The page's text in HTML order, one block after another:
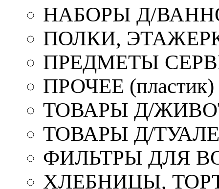
НАБОРЫ Д/
ПОЛКИ,
ПРЕДМЕТЫ
ПРОЧЕЕ (пластик)
ТОВАРЫ Д/
ТОВАРЫ Д/
ФИЛЬТРЫ ДЛЯ
ХЛЕБНИЦЫ,